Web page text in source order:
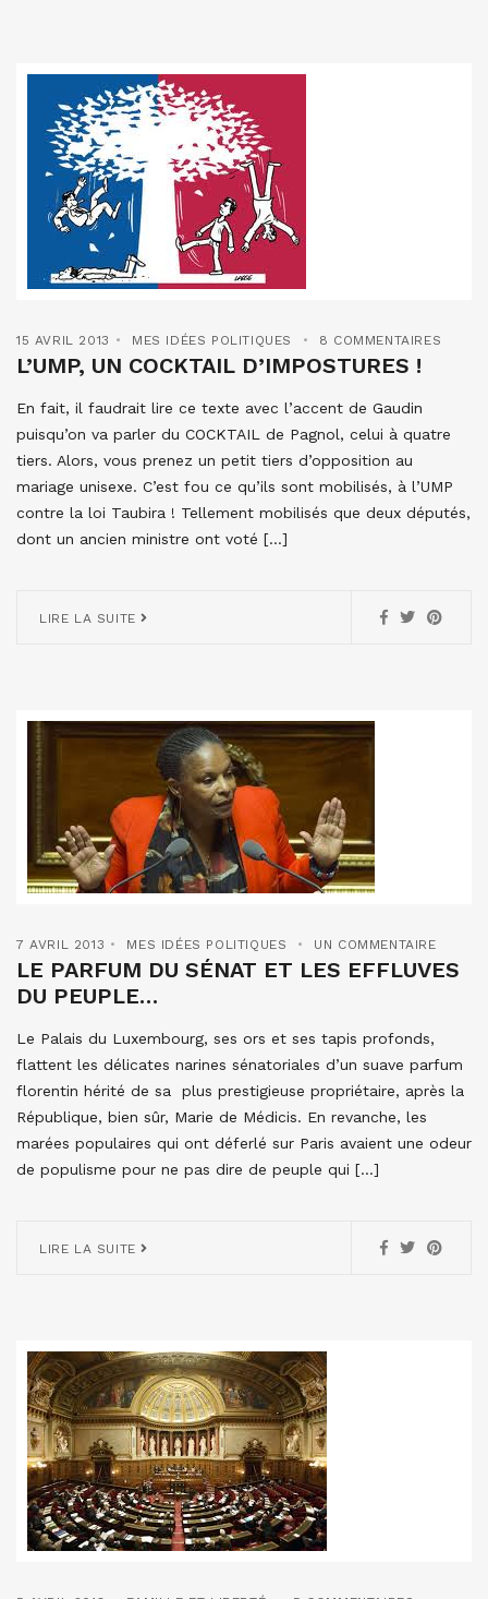
15 AVRIL 2013 MES IDÉES POLITIQUES 8 COMMENTAIRES
L’UMP, UN COCKTAIL D’IMPOSTURES !
En fait, il faudrait lire ce texte avec l’accent de Gaudin
puisqu’on va parler du COCKTAIL de Pagnol, celui à quatre
tiers. Alors, vous prenez un petit tiers d’opposition au
mariage unisexe. C’est fou ce qu’ils sont mobilisés, à l’UMP
contre la loi Taubira ! Tellement mobilisés que deux députés,
dont un ancien ministre ont voté […]
LIRE LA SUITE
7 AVRIL 2013 MES IDÉES POLITIQUES UN COMMENTAIRE
LE PARFUM DU SÉNAT ET LES EFFLUVES
DU PEUPLE…
Le Palais du Luxembourg, ses ors et ses tapis profonds,
flattent les délicates narines sénatoriales d’un suave parfum
florentin hérité de sa plus prestigieuse propriétaire, après la
République, bien sûr, Marie de Médicis. En revanche, les
marées populaires qui ont déferlé sur Paris avaient une odeur
de populisme pour ne pas dire de peuple qui […]
LIRE LA SUITE